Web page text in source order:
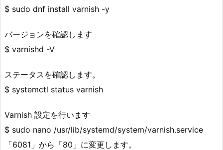
$ sudo dnf install varnish -y
バージョンを確認します
$ varnishd -V
ステータスを確認します。
$ systemctl status varnish
Varnish 設定を行います
$ sudo nano /usr/lib/systemd/system/varnish.service
「6081」から「80」に変更します。